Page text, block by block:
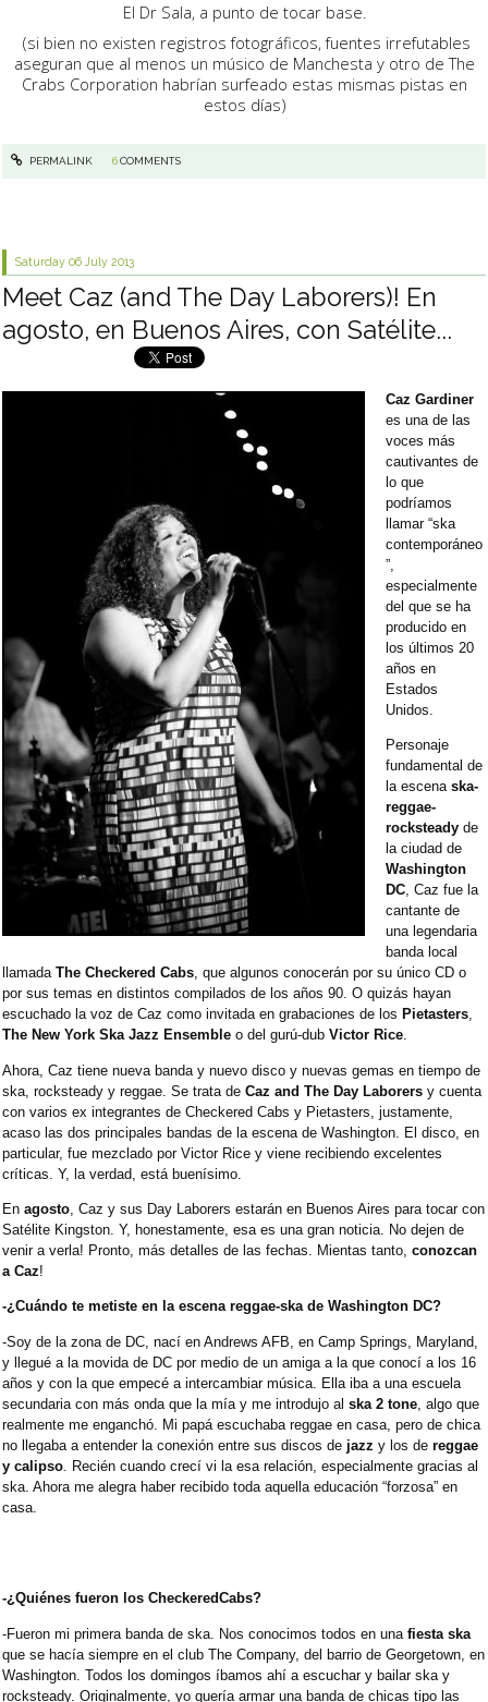
El Dr Sala, a punto de tocar base.
(si bien no existen registros fotográficos, fuentes irrefutables
aseguran que al menos un músico de Manchesta y otro de The
Crabs Corporation habrían surfeado estas mismas pistas en
estos días)
PERMALINK 6COMMENTS
Saturday 06 July 2013
Meet Caz (and The Day Laborers)! En
agosto, en Buenos Aires, con Satélite...
Caz Gardiner
es una de las
voces más
cautivantes de
lo que
podríamos
llamar “ska
contemporáneo
”,
especialmente
del que se ha
producido en
los últimos 20
años en
Estados
Unidos.
Personaje
fundamental de
la escena ska-
reggae-
rocksteadyde
la ciudad de
Washington
DC, Caz fue la
cantante de
una legendaria
banda local
llamada The Checkered Cabs, que algunos conocerán por su único CD o
por sus temas en distintos compilados de los años 90. O quizás hayan
escuchado la voz de Caz como invitada en grabaciones de los Pietasters,
The New York Ska Jazz Ensemble o del gurú-dub Victor Rice.
Ahora, Caz tiene nueva banda y nuevo disco y nuevas gemas en tiempo de
ska, rocksteady y reggae. Se trata de Caz and The Day Laborers y cuenta
con varios ex integrantes de Checkered Cabs y Pietasters, justamente,
acaso las dos principales bandas de la escena de Washington. El disco, en
particular, fue mezclado por Victor Rice y viene recibiendo excelentes
críticas. Y, la verdad, está buenísimo.
En agosto, Caz y sus Day Laborers estarán en Buenos Aires para tocar con
Satélite Kingston. Y, honestamente, esa es una gran noticia. No dejen de
venir a verla! Pronto, más detalles de las fechas. Mientas tanto, conozcan
a Caz!
-¿Cuándo te metiste en la escena reggae-ska de Washington DC?
-Soy de la zona de DC, nací en Andrews AFB, en Camp Springs, Maryland,
y llegué a la movida de DC por medio de un amiga a la que conocí a los 16
años y con la que empecé a intercambiar música. Ella iba a una escuela
secundaria con más onda que la mía y me introdujo al ska 2 tone , algo que
realmente me enganchó. Mi papá escuchaba reggae en casa, pero de chica
no llegaba a entender la conexión entre sus discos de jazz y los de reggae
y calipso . Recién cuando crecí vi la esa relación, especialmente gracias al
ska. Ahora me alegra haber recibido toda aquella educación “forzosa” en
casa.
-¿Quiénes fueron los CheckeredCabs?
-Fueron mi primera banda de ska. Nos conocimos todos en una fiesta ska
que se hacía siempre en el club The Company, del barrio de Georgetown, en
Washington. Todos los domingos íbamos ahí a escuchar y bailar ska y
rocksteady. Originalmente, yo quería armar una banda de chicas tipo las